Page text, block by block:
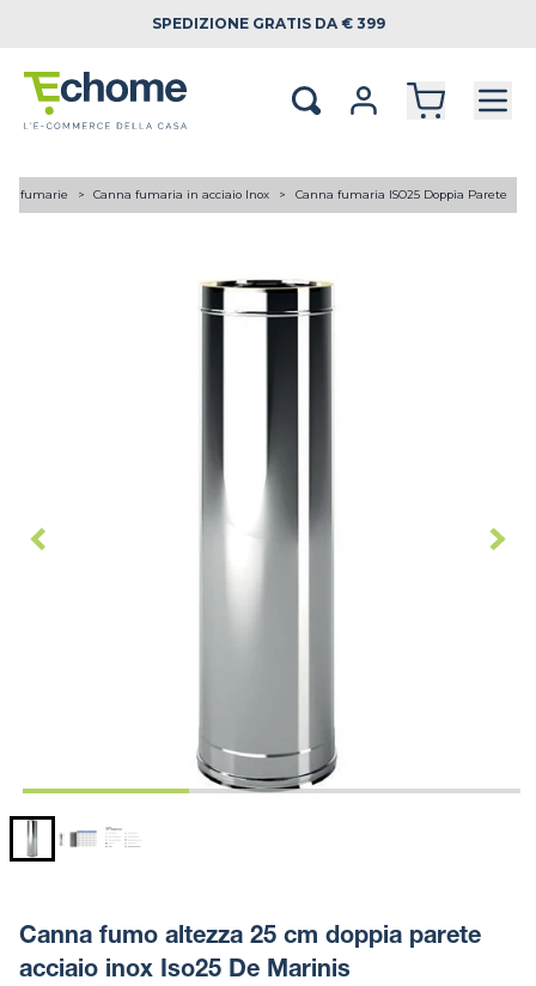
SPEDIZIONE GRATIS DA € 399
fumarie Canna fumaria in acciaio Inox Canna fumaria ISO25 Doppia Parete
Canna fumo altezza 25 cm doppia parete
acciaio inox Iso25 De Marinis